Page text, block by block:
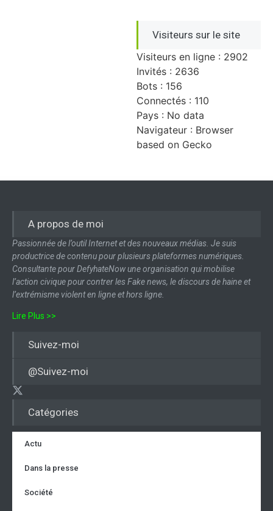
Visiteurs sur le site
Visiteurs en ligne : 2902
Invités : 2636
Bots : 156
Connectés : 110
Pays : No data
Navigateur : Browser
based on Gecko
Catégories
Actu
Dans la presse
Société
A propos de moi
Passionnée de l’outil Internet et des nouveaux médias. Je suis
productrice de contenu pour plusieurs plateformes numériques.
Consultante pour DefyhateNow une organisation qui mobilise
l’action civique pour contrer les Fake news, le discours de haine et
l’extrémisme violent en ligne et hors ligne.
Lire Plus >>
Suivez-moi
@Suivez-moi